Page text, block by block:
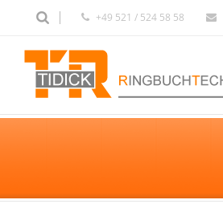
+49 521 / 524 58 58